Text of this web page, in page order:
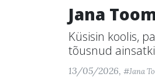
Jana
Küsisin koolis,
tõusnud
13/05/2026, #Jana